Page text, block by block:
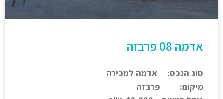
אדמה 08 פרבזה
סוג הנכס: אדמה למכירה
מיקום: פרבזה